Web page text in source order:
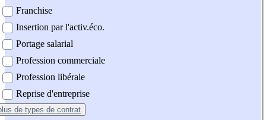
Franchise
Insertion par l'activ.éco.
Portage salarial
Profession commerciale
Profession libérale
Reprise d'entreprise
de types de contrat